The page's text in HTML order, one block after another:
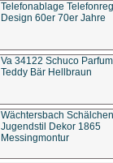
Telefonablage
Design 60er 70er Jahre
Va 34122 Schuco
Teddy Bär Hellbraun
Wächtersbach Schälchen
Jugendstil Dekor 1865
Messingmontur